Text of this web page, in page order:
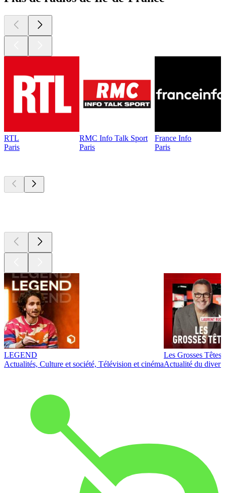
RTL
Paris
RMC Info Talk Sport
Paris
France Info
Paris
LEGEND
Actualités, Culture et société, Télévision et cinéma
Les Grosses Têtes
Actualité du